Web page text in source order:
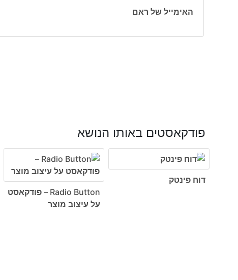
האימייל של ראם
פודקאסטים באותו הנושא
דוח פינטק
Radio Button – פודקאסט
על עיצוב מוצר